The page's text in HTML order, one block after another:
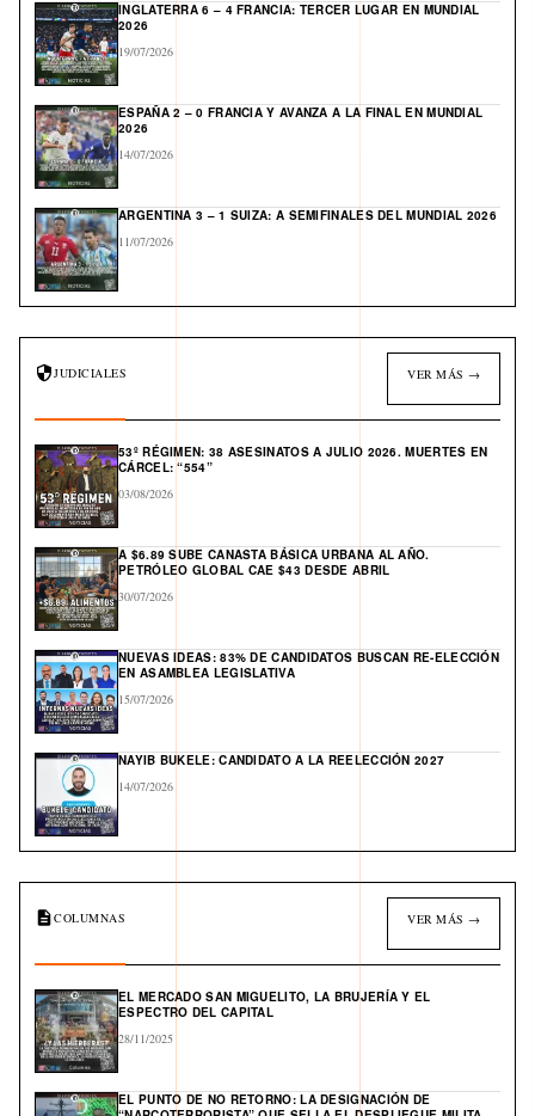
INGLATERRA 6 – 4 FRANCIA: TERCER LUGAR EN MUNDIAL
2026
19/07/2026
ESPAÑA 2 – 0 FRANCIA Y AVANZA A LA FINAL EN MUNDIAL
2026
14/07/2026
ARGENTINA 3 – 1 SUIZA: A SEMIFINALES DEL MUNDIAL 2026
11/07/2026
JUDICIALES VER MÁS →
53º RÉGIMEN: 38 ASESINATOS A JULIO 2026. MUERTES EN
CÁRCEL: “554”
03/08/2026
A $6.89 SUBE CANASTA BÁSICA URBANA AL AÑO.
PETRÓLEO GLOBAL CAE $43 DESDE ABRIL
30/07/2026
NUEVAS IDEAS: 83% DE CANDIDATOS BUSCAN RE-ELECCIÓN
EN ASAMBLEA LEGISLATIVA
15/07/2026
NAYIB BUKELE: CANDIDATO A LA REELECCIÓN 2027
14/07/2026
COLUMNAS VER MÁS →
EL MERCADO SAN MIGUELITO, LA BRUJERÍA Y EL
ESPECTRO DEL CAPITAL
28/11/2025
EL PUNTO DE NO RETORNO: LA DESIGNACIÓN DE